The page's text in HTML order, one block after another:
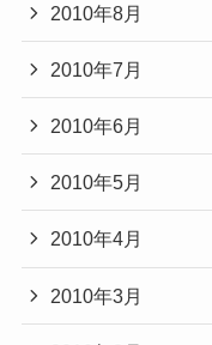
2010年8月
2010年7月
2010年6月
2010年5月
2010年4月
2010年3月